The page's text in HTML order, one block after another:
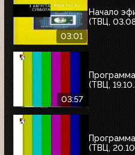
03:01
Начало
(ТВЦ,
03:57
(ТВЦ,
(ТВЦ,